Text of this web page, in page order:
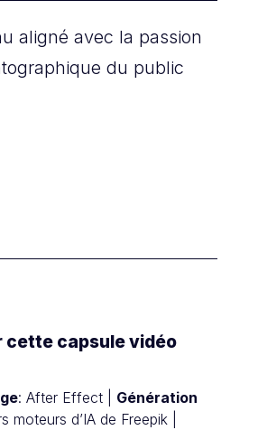
aligné avec la passion
du public
cette capsule vidéo
: After Effect | Génération
moteurs d’IA de Freepik |